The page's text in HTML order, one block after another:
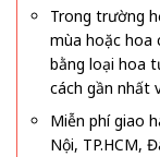
Trong trường
mùa hoặc hoa
bằng loại hoa
cách gần nhất
Miễn phí giao
Nội, TP.HCM,